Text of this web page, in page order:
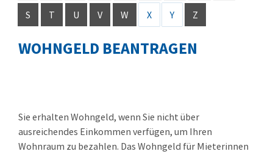
S T U V W X Y Z
WOHNGELD BEANTRAGEN
Sie erhalten Wohngeld, wenn Sie nicht über
ausreichendes Einkommen verfügen, um Ihren
Wohnraum zu bezahlen. Das Wohngeld für Mieterinnen